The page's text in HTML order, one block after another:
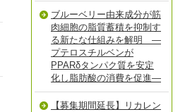
ブルーベリー由来成分が筋
肉細胞の脂質蓄積を抑制す
る新たな仕組みを解明 ―
プテロスチルベンが
PPARδタンパク質を安定
化し脂肪酸の消費を促進―
【募集期間延長】リカレン